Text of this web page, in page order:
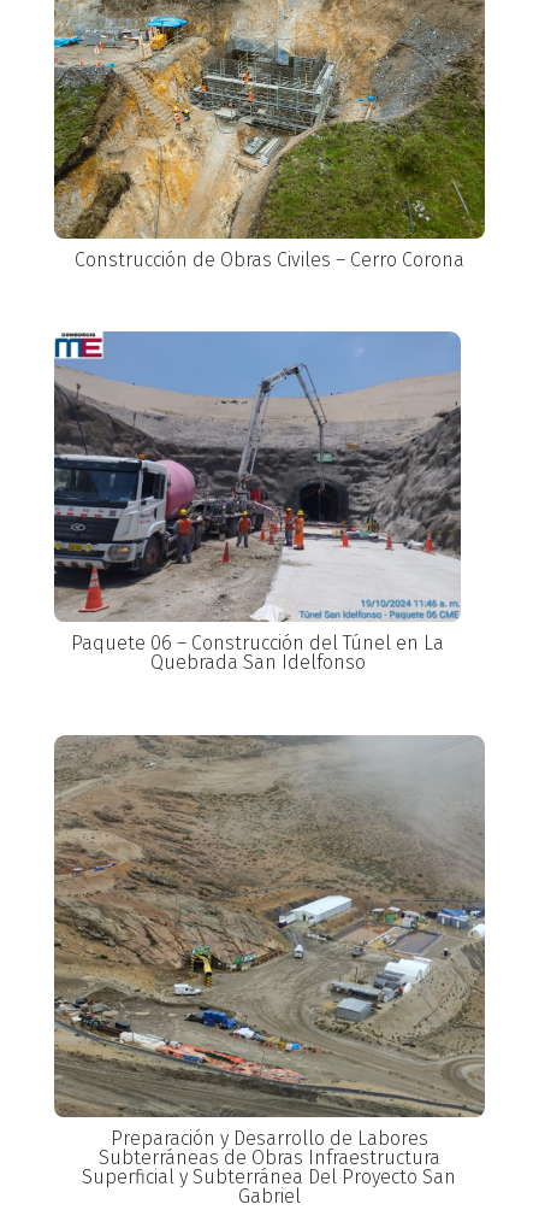
Construcción de Obras Civiles – Cerro Corona
Paquete 06 – Construcción del Túnel en La
Quebrada San Idelfonso
Preparación y Desarrollo de Labores
Subterráneas de Obras Infraestructura
Superficial y Subterránea Del Proyecto San
Gabriel